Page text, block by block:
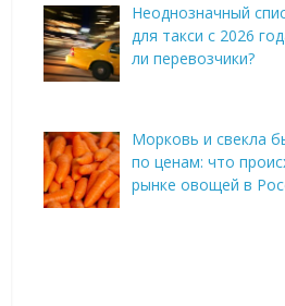
Неоднозначный
для такси с 2026
ли перевозчики?
Морковь и свекла
по ценам: что
рынке овощей в